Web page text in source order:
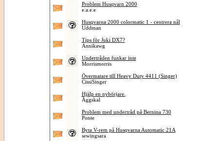
Problem Husqvarn 2000
e.a.e.e
Husqvarna 2000 colormatic 1 - centrera nål
Uddman
Tips för Juki DX7?
Annikawg
Undertråden funkar inte
Morrismorris
Övermatare till Heavy Duty 4411 (Singer)
CissiSinger
Hjälp en nybörjare.
Äggskal
Problem med undertråd på Bernina 730
Ponte
Byta V-rem på Husqvarna Automatic 21A
sewingsara